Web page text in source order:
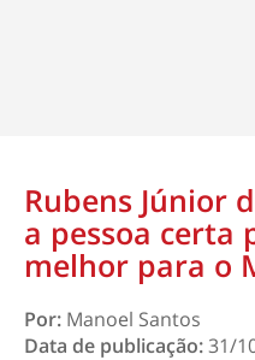
Rubens Júnior
a pessoa certa
melhor para o
Por: Manoel Santos
Data de publicação:31/